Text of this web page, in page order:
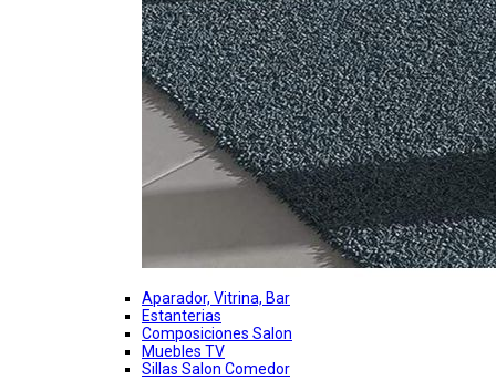
Aparador, Vitrina, Bar
Estanterias
Composiciones Salon
Muebles TV
Sillas Salon Comedor